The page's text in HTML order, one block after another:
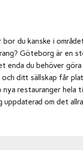
du kanske i
Göteborg är en
enda du behöver
ditt sällskap får
nya restauranger hela
om det